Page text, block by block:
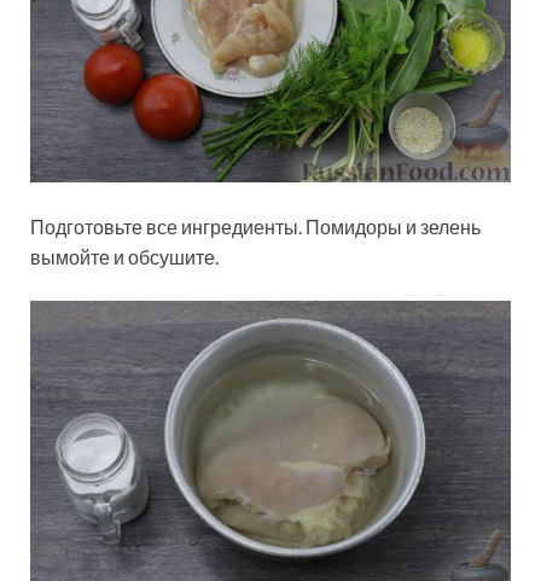
Подготовьте все ингредиенты. Помидоры и зелень
вымойте и обсушите.